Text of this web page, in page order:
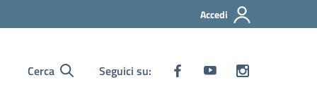
Accedi
Cerca Seguici su: